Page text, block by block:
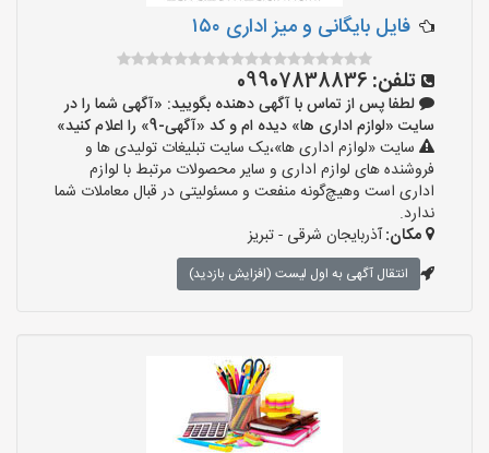
فایل بایگانی و میز اداری ۱۵۰
تلفن: 09907838836
لطفا پس از تماس با آگهی دهنده بگویید: «آگهی شما را در
سایت «لوازم اداری ها» دیده ام و کد «آگهی-9» را اعلام کنید»
سایت «لوازم اداری ها»،یک سایت تبلیغات تولیدی ها و
فروشنده های لوازم اداری و سایر محصولات مرتبط با لوازم
اداری است وهیچ‌گونه منفعت و مسئولیتی در قبال معاملات شما
ندارد.
مکان:آذربایجان شرقی - تبریز
انتقال آگهی به اول لیست (افزایش بازدید)